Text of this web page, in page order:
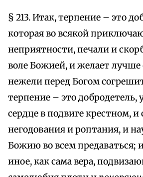
§ 213. Итак, терпение – это
которая во всякой
неприятности, печали и
воле Божией, и желает лучше
нежели перед Богом
терпение – это
сердце в подвиге крестном,
негодования и роптания, и
Божию во всем предаваться;
иное, как сама вера,